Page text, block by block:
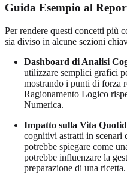
Guida Esempio al
Per rendere questi concetti più
sia diviso in alcune sezioni
Dashboard di Analisi
utilizzare semplici grafici
mostrando i punti di forza
Ragionamento Logico
Numerica.
Impatto sulla Vita
cognitivi astratti in scenari
potrebbe spiegare come
potrebbe influenzare la
preparazione di una ricetta.